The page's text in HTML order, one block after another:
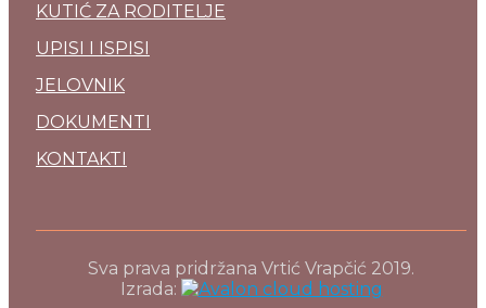
KUTIĆ ZA RODITELJE
UPISI I ISPISI
JELOVNIK
DOKUMENTI
KONTAKTI
Sva prava pridržana Vrtić Vrapčić 2019.
Izrada: